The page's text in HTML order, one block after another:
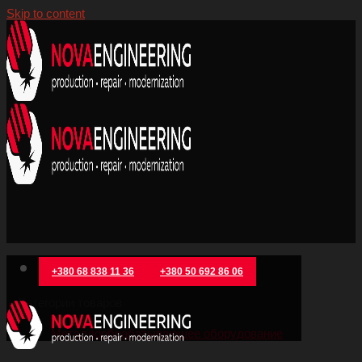
Skip to content
+380 68 838 11 36 +380 50 692 86 06
Категории товаров
Металлообрабатывающее оборудование